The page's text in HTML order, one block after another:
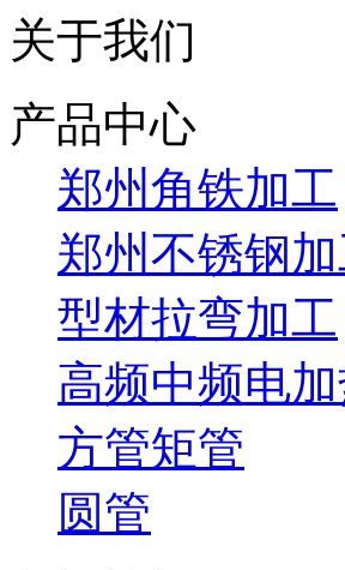
关于我们
产品中心
郑州角铁加工
郑州不锈钢
型材拉弯加工
高频中频电
方管矩管
圆管